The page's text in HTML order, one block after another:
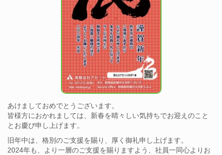
あけましておめでとうございます。
皆様方におかれましては、新春を晴々しい気持ちでお迎えのこと
とお慶び申し上げます。
旧年中は、格別のご支援を賜り、厚く御礼申し上げます。
2024年も、より一層のご支援を賜りますよう、社員一同心よりお